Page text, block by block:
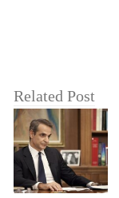
Related Post